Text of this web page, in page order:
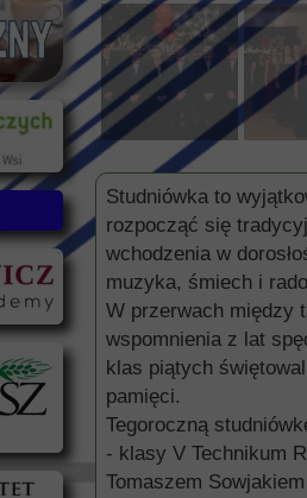
Studniówka to
rozpocząć się
wchodzenia w
muzyka, śmiech i
W przerwach między
wspomnienia z lat
klas piątych
pamięci.
Tegoroczną
- klasy V Technikum
Tomaszem Sowjakiem